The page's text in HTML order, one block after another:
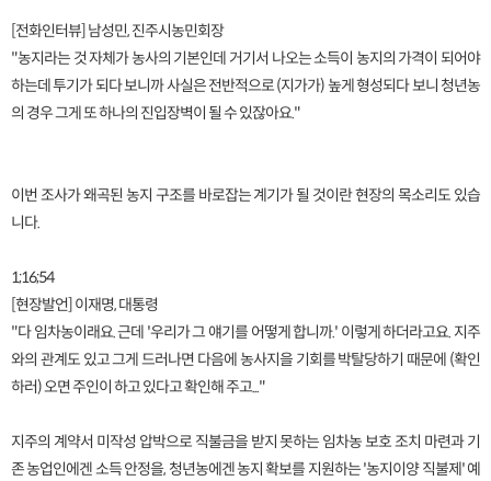
[전화인터뷰] 남성민, 진주시농민회장
"농지라는 것 자체가 농사의 기본인데 거기서 나오는 소득이 농지의 가격이 되어야
하는데 투기가 되다 보니까 사실은 전반적으로 (지가가) 높게 형성되다 보니 청년농
의 경우 그게 또 하나의 진입장벽이 될 수 있잖아요."
이번 조사가 왜곡된 농지 구조를 바로잡는 계기가 될 것이란 현장의 목소리도 있습
니다.
1;16;54
[현장발언] 이재명, 대통령
"다 임차농이래요. 근데 '우리가 그 얘기를 어떻게 합니까.' 이렇게 하더라고요. 지주
와의 관계도 있고 그게 드러나면 다음에 농사지을 기회를 박탈당하기 때문에 (확인
하러) 오면 주인이 하고 있다고 확인해 주고..."
지주의 계약서 미작성 압박으로 직불금을 받지 못하는 임차농 보호 조치 마련과 기
존 농업인에겐 소득 안정을, 청년농에겐 농지 확보를 지원하는 '농지이양 직불제' 예